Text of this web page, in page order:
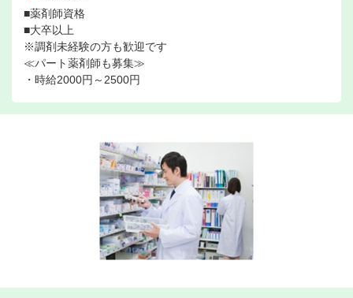
■薬剤師資格
■大卒以上
※調剤未経験の方も歓迎です
≪パート薬剤師も募集≫
・時給2000円～2500円